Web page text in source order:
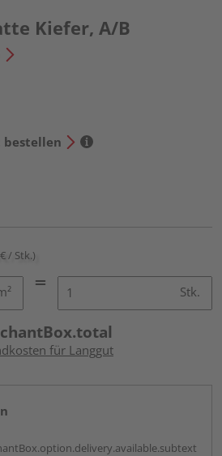
Kiefer, A/B
bestellen
/ Stk.)
Stk.
für Langgut